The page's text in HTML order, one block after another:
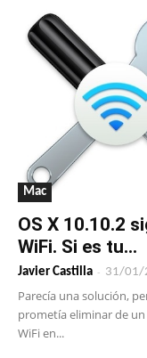
Mac
OS X 10.10.2
WiFi. Si es tu...
Javier Castilla - 31/01/
Parecía una solución,
prometía eliminar de
WiFi en...